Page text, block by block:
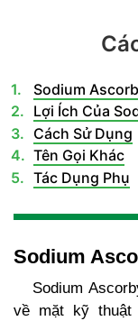
Sodium
Lợi Ích Của
Cách Sử Dụng
Tên Gọi Khác
Tác Dụng Phụ
Sodium
Sodium
về mặt kỹ